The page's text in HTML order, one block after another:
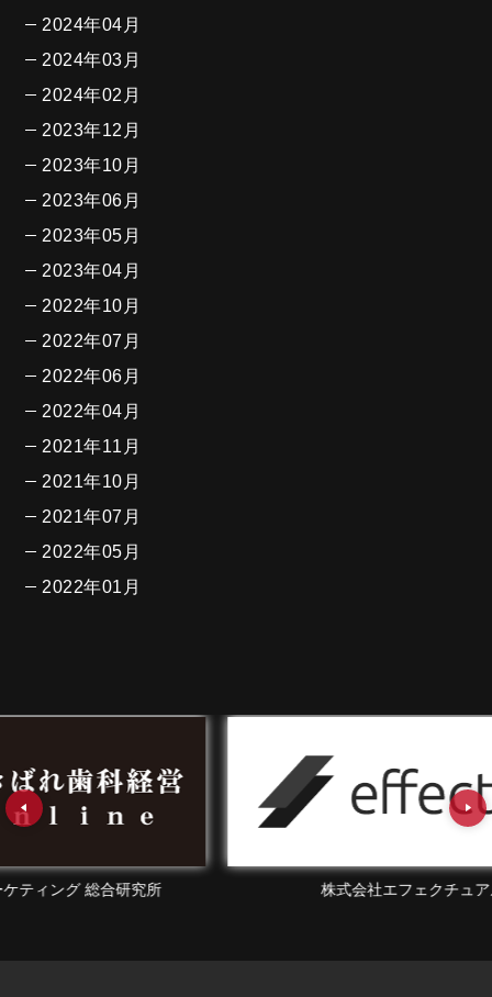
2024年04月
2024年03月
2024年02月
2023年12月
2023年10月
2023年06月
2023年05月
2023年04月
2022年10月
2022年07月
2022年06月
2022年04月
2021年11月
2021年10月
2021年07月
2022年05月
2022年01月
株式会社エフェクチュアル